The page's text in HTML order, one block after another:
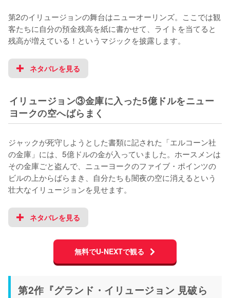
第2のイリュージョンの舞台はニューオーリンズ。ここでは観
客たちに自分の預金残高を紙に書かせて、ライトを当てると
残高が増えている！というマジックを披露します。
ネタバレを見る
イリュージョン③金庫に入った5億ドルをニュー
ヨークの空へばらまく
ジャックが死守しようとした書類に記された「エルコーン社
の金庫」には、5億ドルの金が入っていました。ホースメンは
その金庫ごと盗んで、ニューヨークのファイブ・ポインツの
ビルの上からばらまき、自分たちも闇夜の空に消えるという
壮大なイリュージョンを見せます。
ネタバレを見る
無料でU-NEXTで観る
第2作『グランド・イリュージョン 見破ら